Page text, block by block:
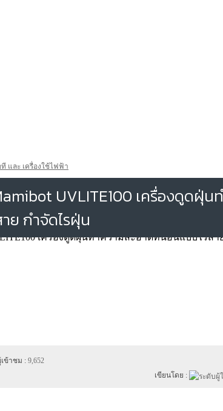
และ เครื่องใช้ไฟฟ้า
UVLITE100 เครื่องดูดฝุ่น
ย กำจัดไรฝุ่น
ข้าชม : 9,652
เขียนโดย :